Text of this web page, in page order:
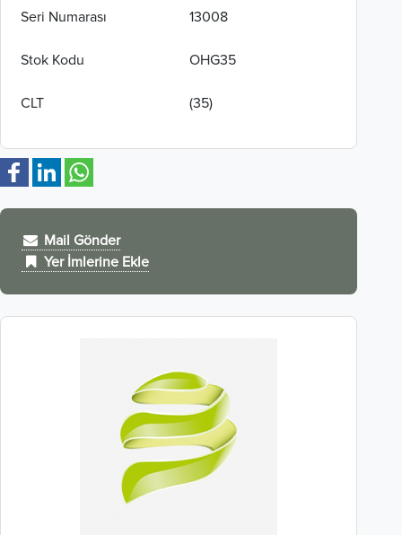
Seri Numarası 13008
Stok Kodu OHG35
CLT (35)
Mail Gönder
Yer İmlerine Ekle